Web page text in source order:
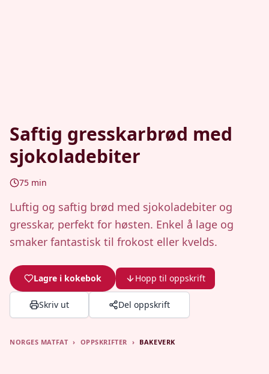
Saftig gresskarbrød med
sjokoladebiter
75 min
Luftig og saftig brød med sjokoladebiter og
gresskar, perfekt for høsten. Enkel å lage og
smaker fantastisk til frokost eller kvelds.
Lagre i kokebok Hopp til oppskrift
Skriv ut Del oppskrift
NORGES MATFAT › OPPSKRIFTER › BAKEVERK